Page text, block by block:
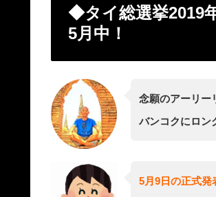
◆タイ総選挙2019
5月中！
念願のアーリー
バンコクにロン
5月9日の正式